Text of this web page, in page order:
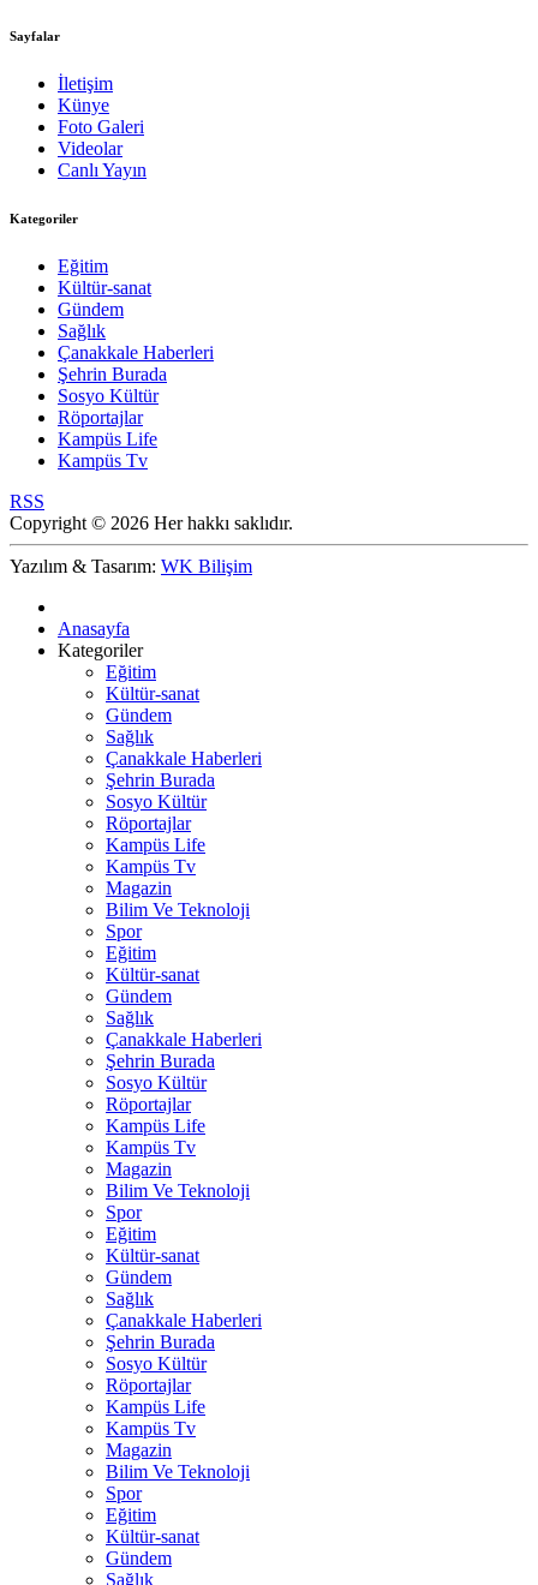
Sayfalar
İletişim
Künye
Foto Galeri
Videolar
Canlı Yayın
Kategoriler
Eğitim
Kültür-sanat
Gündem
Sağlık
Çanakkale Haberleri
Şehrin Burada
Sosyo Kültür
Röportajlar
Kampüs Life
Kampüs Tv
RSS
Copyright © 2026 Her hakkı saklıdır.
Yazılım & Tasarım: WK Bilişim
Anasayfa
Kategoriler
Eğitim
Kültür-sanat
Gündem
Sağlık
Çanakkale Haberleri
Şehrin Burada
Sosyo Kültür
Röportajlar
Kampüs Life
Kampüs Tv
Magazin
Bilim Ve Teknoloji
Spor
Eğitim
Kültür-sanat
Gündem
Sağlık
Çanakkale Haberleri
Şehrin Burada
Sosyo Kültür
Röportajlar
Kampüs Life
Kampüs Tv
Magazin
Bilim Ve Teknoloji
Spor
Eğitim
Kültür-sanat
Gündem
Sağlık
Çanakkale Haberleri
Şehrin Burada
Sosyo Kültür
Röportajlar
Kampüs Life
Kampüs Tv
Magazin
Bilim Ve Teknoloji
Spor
Eğitim
Kültür-sanat
Gündem
Sağlık